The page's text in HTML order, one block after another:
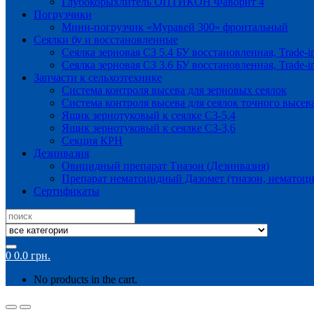
Погрузчики
Мини-погрузчик «Муравей 300» фронтальный
Сеялки бу и восстановленные
Сеялка зерновая СЗ 5.4 БУ восстановленная, Trade-
Сеялка зерновая СЗ 3.6 БУ восстановленная, Trade-
Запчасти к сельхозтехнике
Система контроля высева для зерновых сеялок
Система контроля высева для сеялок точного
Ящик зернотуковый к сеялке СЗ-5,4
Ящик зернотуковый к сеялке СЗ-3,6
Секция КРН
Дезинвазия
Овицидный препарат Тиазон (Дезинвазия)
Препарат нематоцидный Дазомет (тиазон,
Сертификаты
Search
for:
0 0.0 грн.
No products in the cart.